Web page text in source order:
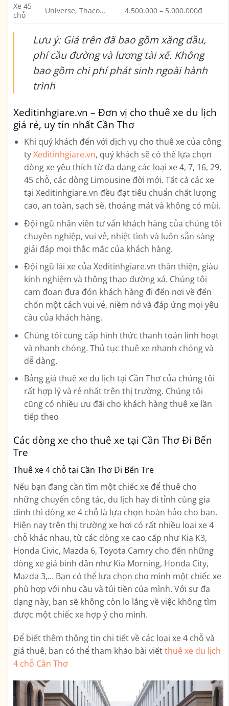
Xe 45
chỗ
Universe, Thaco… 4.500.000 – 5.000.000đ
Lưu ý: Giá trên đã bao gồm xăng dầu,
phí cầu đường và lương tài xế. Không
bao gồm chi phí phát sinh ngoài hành
trình
Xeditinhgiare.vn – Đơn vị cho thuê xe du lịch
giá rẻ, uy tín nhất Cần Thơ
Khi quý khách đến với dịch vụ cho thuê xe của công
tyXeditinhgiare.vn, quý khách sẽ có thể lựa chọn
dòng xe yêu thích từ đa dạng các loại xe4, 7, 16, 29,
45 chỗ, các dòng Limousine đời mới. Tất cả các xe
tại Xeditinhgiare.vn đều đạt tiêu chuẩn chất lượng
cao, an toàn, sạch sẽ, thoáng mát và không có mùi.
Đội ngũ nhân viên tư vấn khách hàng của chúng tôi
chuyên nghiệp, vui vẻ, nhiệt tình và luôn sẵn sàng
giải đáp mọi thắc mắc của khách hàng.
Đội ngũ lái xe của Xeditinhgiare.vn thân thiện, giàu
kinh nghiệm và thông thạo đường xá. Chúng tôi
cam đoan đưa đón khách hàng đi đến nơi về đến
chốn một cách vui vẻ, niềm nở và đáp ứng mọi yêu
cầu của khách hàng.
Chúng tôi cung cấp hình thức thanh toán linh hoạt
và nhanh chóng. Thủ tục thuê xe nhanh chóng và
dễ dàng.
Bảng giá thuê xe du lịch tại Cần Thơ của chúng tôi
rất hợp lý và rẻ nhất trên thị trường. Chúng tôi
cũng có nhiều ưu đãi cho khách hàng thuê xe lần
tiếp theo
Các dòng xe cho thuê xe tại Cần Thơ Đi Bến
Tre
Thuê xe 4 chỗ tại Cần Thơ Đi Bến Tre
Nếu bạn đang cần tìm một chiếc xe để thuê cho
những chuyến công tác, du lịch hay đi tỉnh cùng gia
đình thì dòng xe 4 chỗ là lựa chọn hoàn hảo cho bạn.
Hiện nay trên thị trường xe hơi có rất nhiều loại xe 4
chỗ khác nhau, từ các dòng xe cao cấp như Kia K3,
Honda Civic, Mazda 6, Toyota Camry cho đến những
dòng xe giá bình dân như Kia Morning, Honda City,
Mazda 3,… Bạn có thể lựa chọn cho mình một chiếc xe
phù hợp với nhu cầu và túi tiền của mình. Với sự đa
dạng này, bạn sẽ không còn lo lắng về việc không tìm
được một chiếc xe hợp ý cho mình.
Để biết thêm thông tin chi tiết về các loại xe 4 chỗ và
giá thuê, bạn có thể tham khảo bài viếtthuê xe du lịch
4 chỗ Cần Thơ